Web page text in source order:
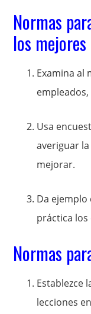
Normas
los mejores
Examina al
Usa
averiguar
mejorar.
Da
práctica
Normas
Establezce
lecciones